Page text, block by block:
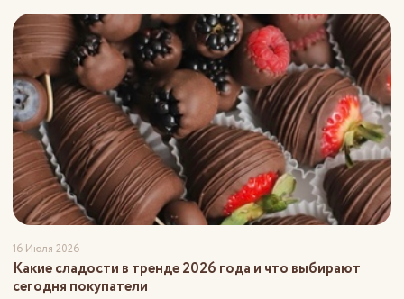
16 Июля 2026
Какие сладости в тренде 2026 года и что выбирают
сегодня покупатели